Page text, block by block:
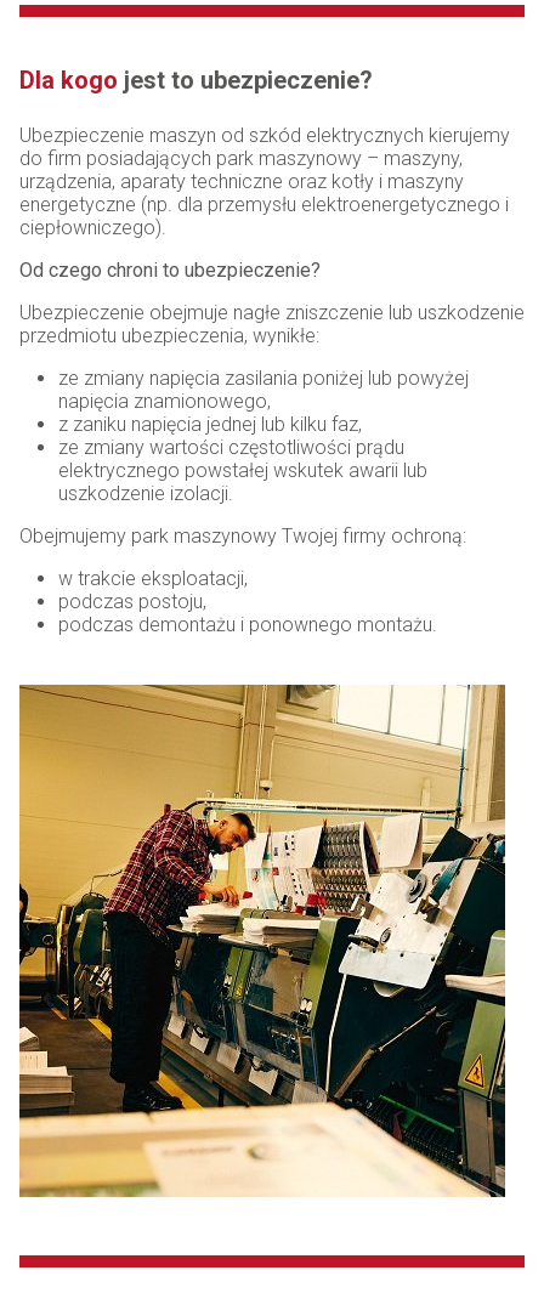
Dla kogo jest to ubezpieczenie?
Ubezpieczenie maszyn od szkód elektrycznych kierujemy
do firm posiadających park maszynowy – maszyny,
urządzenia, aparaty techniczne oraz kotły i maszyny
energetyczne (np. dla przemysłu elektroenergetycznego i
ciepłowniczego).
Od czego chroni to ubezpieczenie?
Ubezpieczenie obejmuje nagłe zniszczenie lub uszkodzenie
przedmiotu ubezpieczenia, wynikłe:
ze zmiany napięcia zasilania poniżej lub powyżej
napięcia znamionowego,
z zaniku napięcia jednej lub kilku faz,
ze zmiany wartości częstotliwości prądu
elektrycznego powstałej wskutek awarii lub
uszkodzenie izolacji.
Obejmujemy park maszynowy Twojej firmy ochroną:
w trakcie eksploatacji,
podczas postoju,
podczas demontażu i ponownego montażu.